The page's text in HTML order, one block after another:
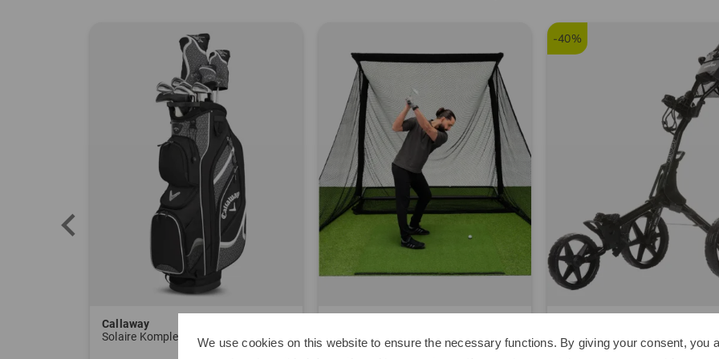
den
bei
Nutzen
Callaway
Solaire Komplettset Graphit, Ladies
Deluxe Home Übungsnetz schwarz
-40%
Scout Trolley schwarz
We use cookies on this website to ensure the necessary functions. By giving your consent, you